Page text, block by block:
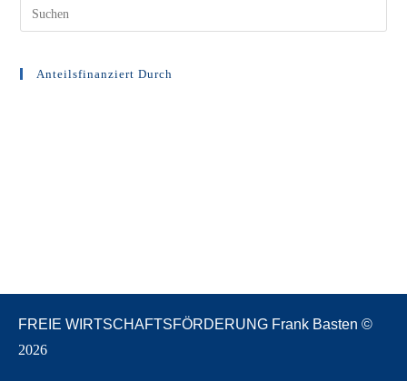
Anteilsfinanziert Durch
FREIE WIRTSCHAFTSFÖRDERUNG Frank Basten ©
2026